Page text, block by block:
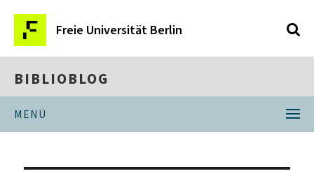
Freie Universität Berlin
BIBLIOBLOG
MENÜ